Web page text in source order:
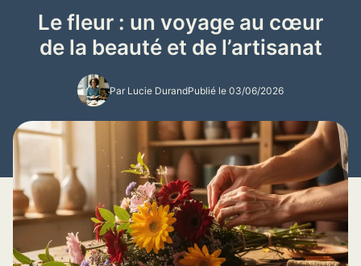
Le fleur : un voyage au cœur
de la beauté et de l’artisanat
Par Lucie DurandPublié le 03/06/2026